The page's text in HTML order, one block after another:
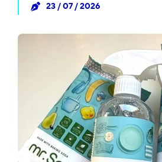
23 / 07 / 2026